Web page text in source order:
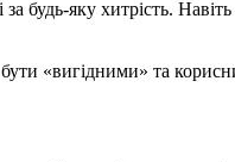
за будь-яку хитрість.
«вигідними» та